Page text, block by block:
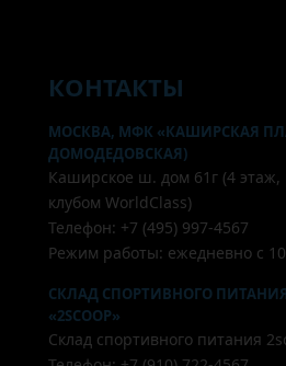
КОНТАКТЫ
МОСКВА, МФК «КАШИРСКАЯ
ДОМОДЕДОВСКАЯ)
Каширское ш. дом 61г (4 этаж,
клубом WorldClass)
Телефон: +7 (495) 997-4567
Режим работы: ежедневно с
СКЛАД СПОРТИВНОГО ПИТАНИЯ
«2SCOOP»
Склад спортивного питания